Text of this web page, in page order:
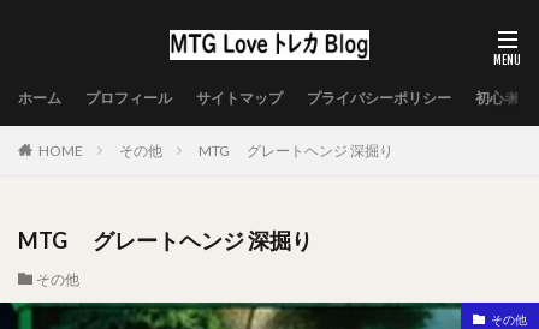
ホーム プロフィール サイトマップ プライバシーポリシー 初心者向
HOME その他 MTG グレートヘンジ 深掘り
MTG グレートヘンジ 深掘り
その他
その他